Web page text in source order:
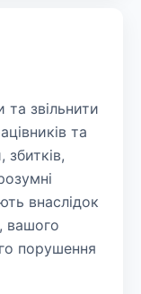
звільнити
та
збитків,
внаслідок
вашого
порушення